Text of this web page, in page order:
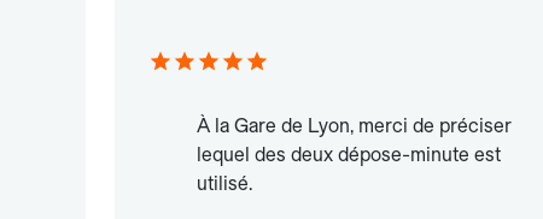
À la Gare de Lyon, merci de préciser
lequel des deux dépose-minute est
utilisé.